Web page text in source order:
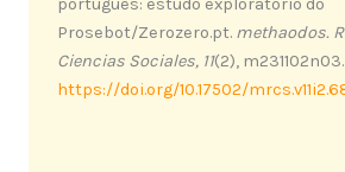
português: estudo exploratório do
Prosebot/Zerozero.pt. methaodos.
Ciencias Sociales, 11(2), m231102n03.
https://doi.org/10.17502/